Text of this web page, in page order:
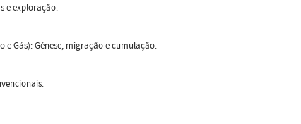
e exploração.
e Gás): Génese, migração e cumulação.